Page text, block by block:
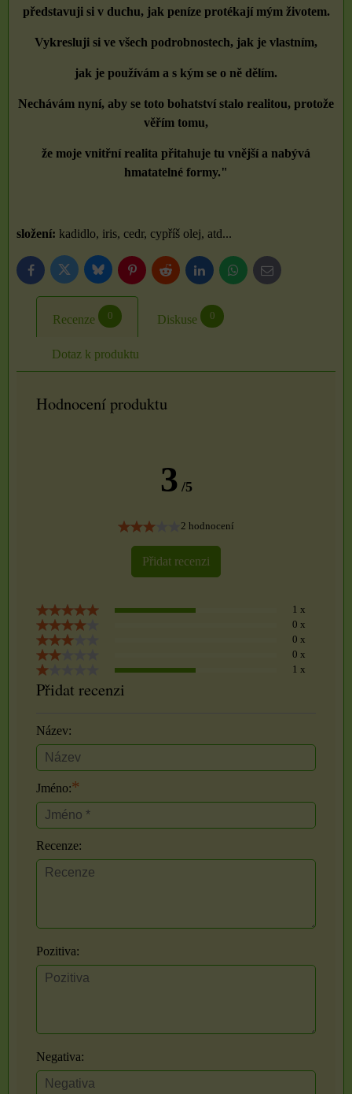
představuji si v duchu, jak peníze protékají mým životem.
Vykresluji si ve všech podrobnostech, jak je vlastním,
jak je používám a s kým se o ně dělím.
Nechávám nyní, aby se toto bohatství stalo realitou, protože
věřím tomu,
že moje vnitřní realita přitahuje tu vnější a nabývá
hmatatelné formy."
složení: kadidlo, iris, cedr, cypříš olej, atd...
FacebookTwitter BlueskyPinterestReddit LinkedInWhatsApp
E-
mail
Recenze 0 Diskuse 0
Dotaz k produktu
Hodnocení produktu
3 /5
2 hodnocení
Přidat recenzi
1 x
0 x
0 x
0 x
1 x
Přidat recenzi
Název:
Jméno:*
Recenze:
Pozitiva:
Negativa: